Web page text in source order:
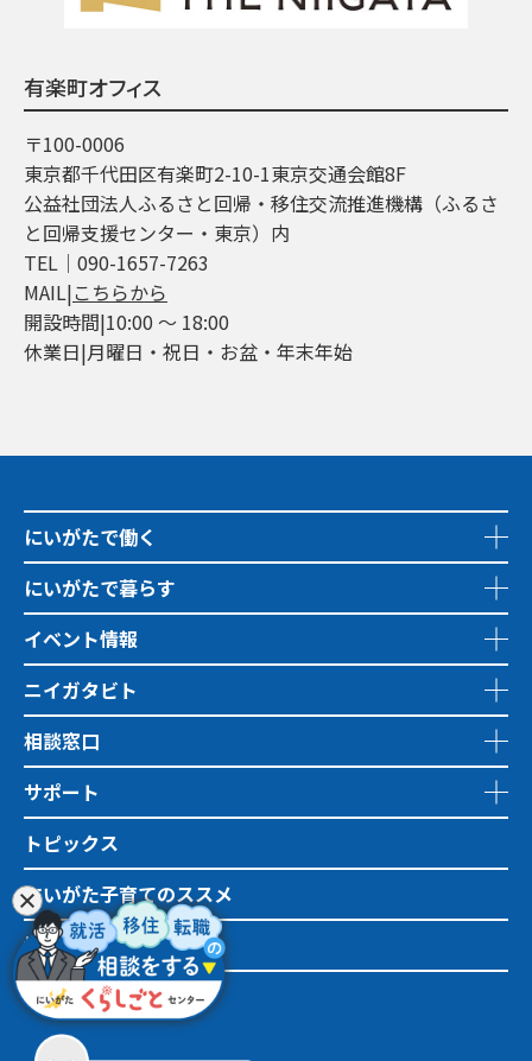
有楽町オフィス
〒100-0006
東京都千代田区有楽町2-10-1東京交通会館8F
公益社団法人ふるさと回帰・移住交流推進機構（ふるさ
と回帰支援センター・東京）内
TEL│090-1657-7263
MAIL|こちらから
開設時間|10:00 ～ 18:00
休業日|月曜日・祝日・お盆・年末年始
にいがたで働く
にいがたで暮らす
イベント情報
ニイガタビト
相談窓口
サポート
トピックス
にいがた子育てのススメ
地域おこし協力隊
市町村情報